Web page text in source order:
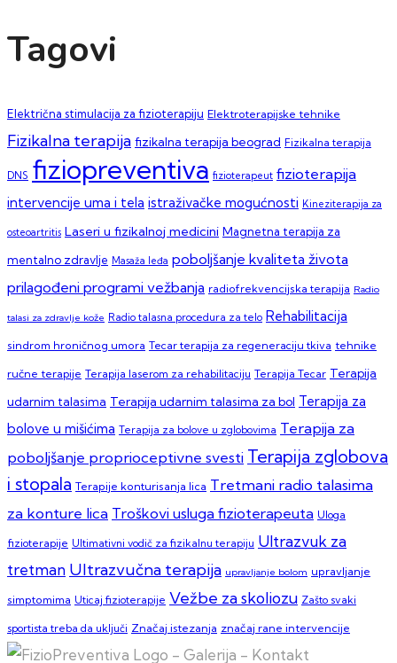
Tagovi
Električna stimulacija za fizioterapiju Elektroterapijske tehnike
Fizikalna terapija fizikalna terapija beograd Fizikalna terapija
DNS fiziopreventiva fizioterapeut fizioterapija
intervencije uma i tela istraživačke mogućnosti Kineziterapija za
osteoartritis Laseri u fizikalnoj medicini Magnetna terapija za
mentalno zdravlje Masaža leđa poboljšanje kvaliteta života
prilagođeni programi vežbanja radiofrekvencijska terapija Radio
talasi za zdravlje kože Radio talasna procedura za telo Rehabilitacija
sindrom hroničnog umora Tecar terapija za regeneraciju tkiva tehnike
ručne terapije Terapija laserom za rehabilitaciju Terapija Tecar Terapija
udarnim talasima Terapija udarnim talasima za bol Terapija za
bolove u mišićima Terapija za bolove u zglobovima Terapija za
poboljšanje proprioceptivne svesti Terapija zglobova
i stopala Terapije konturisanja lica Tretmani radio talasima
za konture lica Troškovi usluga fizioterapeuta Uloga
fizioterapije Ultimativni vodič za fizikalnu terapiju Ultrazvuk za
tretman Ultrazvučna terapija upravljanje bolom upravljanje
simptomima Uticaj fizioterapije Vežbe za skoliozu Zašto svaki
sportista treba da uključi Značaj istezanja značaj rane intervencije